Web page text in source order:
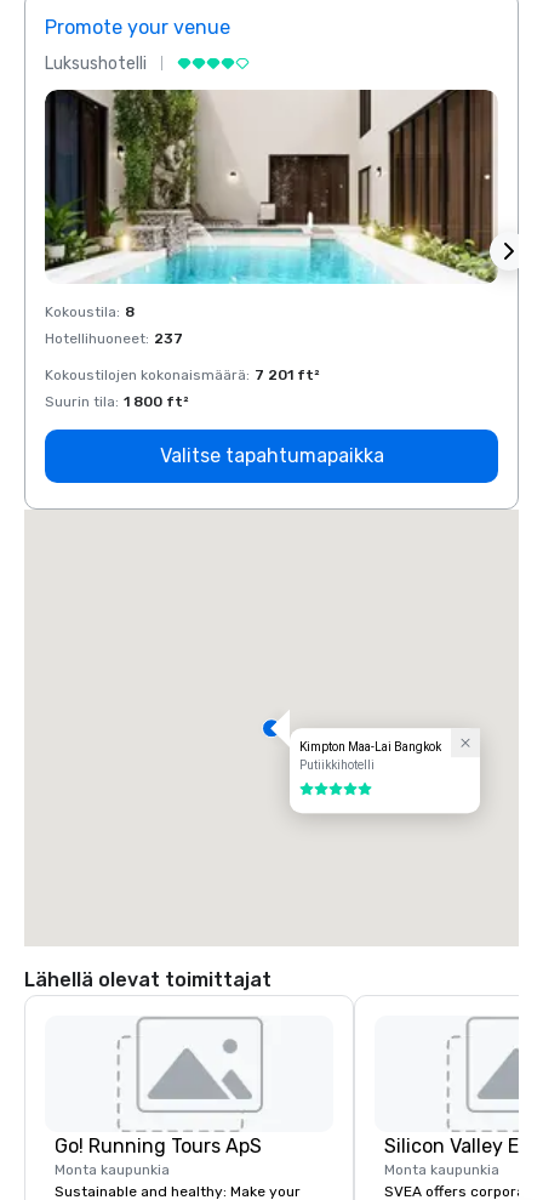
Promote your venue
Luksushotelli
Kokoustila: 8
Hotellihuoneet: 237
Kokoustilojen kokonaismäärä: 7 201 ft²
Suurin tila: 1 800 ft²
Valitse tapahtumapaikka
Kimpton Maa-Lai Bangkok
Putiikkihotelli
5 / 5
Lähellä olevat toimittajat
Go! Running Tours ApS
Monta kaupunkia
Sustainable and healthy: Make your
Monta kaupunkia
SVEA offers